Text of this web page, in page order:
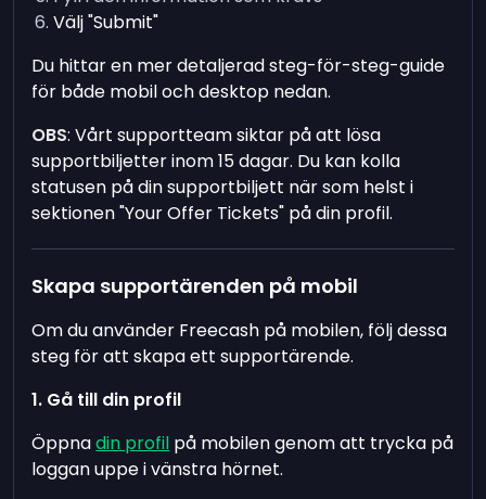
Välj "Submit"
Du hittar en mer detaljerad steg-för-steg-guide
för både mobil och desktop nedan.
OBS: Vårt supportteam siktar på att lösa
supportbiljetter inom 15 dagar. Du kan kolla
statusen på din supportbiljett när som helst i
sektionen "Your Offer Tickets" på din profil.
Skapa supportärenden på mobil
Om du använder Freecash på mobilen, följ dessa
steg för att skapa ett supportärende.
1. Gå till din profil
Öppnadin profil på mobilen genom att trycka på
loggan uppe i vänstra hörnet.